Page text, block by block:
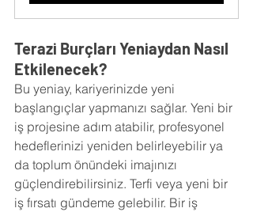
Terazi Burçları Yeniaydan Nasıl
Etkilenecek?
Bu yeniay, kariyerinizde yeni
başlangıçlar yapmanızı sağlar. Yeni bir
iş projesine adım atabilir, profesyonel
hedeflerinizi yeniden belirleyebilir ya
da toplum önündeki imajınızı
güçlendirebilirsiniz. Terfi veya yeni bir
iş fırsatı gündeme gelebilir. Bir iş